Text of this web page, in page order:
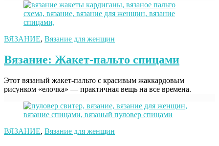
ВЯЗАНИЕ, Вязание для женщин
Вязание: Жакет-пальто спицами
Этот вязаный жакет-пальто с красивым жаккардовым
рисунком «елочка» — практичная вещь на все времена.
ВЯЗАНИЕ, Вязание для женщин